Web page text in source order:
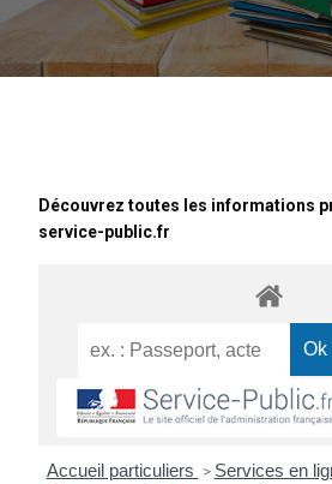
Découvrez toutes les informations
service-public.fr
Accueil particuliers > Services en